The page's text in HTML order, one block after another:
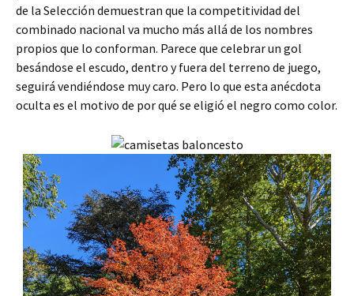
de la Selección demuestran que la competitividad del
combinado nacional va mucho más allá de los nombres
propios que lo conforman. Parece que celebrar un gol
besándose el escudo, dentro y fuera del terreno de juego,
seguirá vendiéndose muy caro. Pero lo que esta anécdota
oculta es el motivo de por qué se eligió el negro como color.